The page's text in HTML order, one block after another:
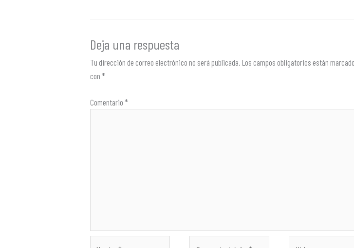
Deja una respuesta
Tu dirección de correo electrónico no será publicada. Los campos obligatorios están
con *
Comentario *